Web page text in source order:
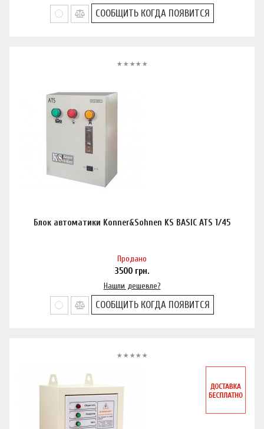
СООБЩИТЬ КОГДА ПОЯВИТСЯ
Блок автоматики Konner&Sohnen KS BASIC ATS 1/45
Продано
3500 грн.
Нашли дешевле?
СООБЩИТЬ КОГДА ПОЯВИТСЯ